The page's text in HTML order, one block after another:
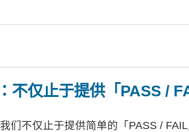
不仅止于提供「PASS /
们不仅止于提供简单的「PASS /